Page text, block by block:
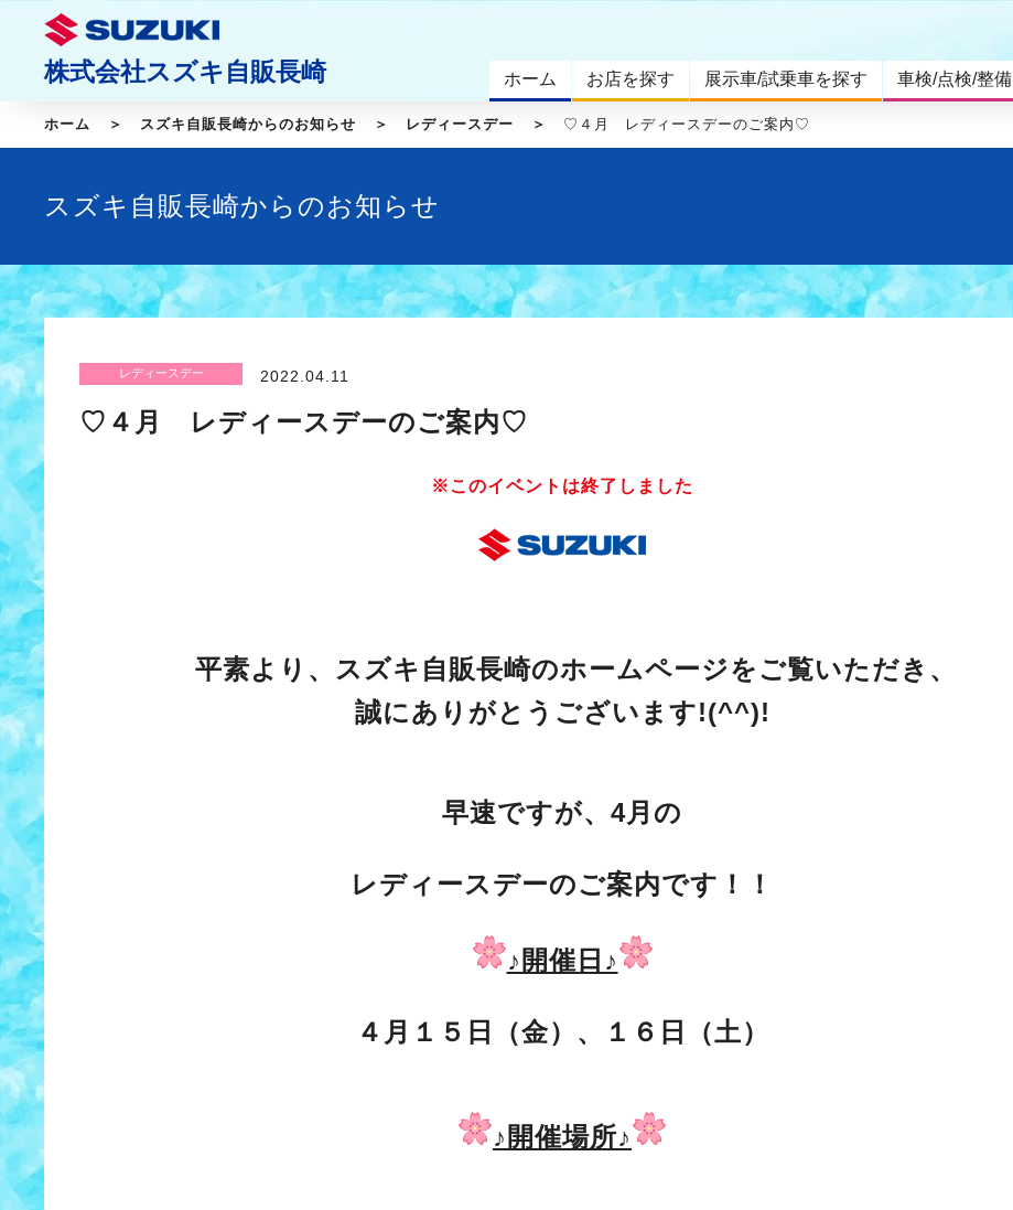
株式会社スズキ自販長崎 ホーム お店を探す 展示車/試乗車を探す 車検/点検/整備
ホーム スズキ自販長崎からのお知らせ レディースデー ♡４月 レディースデーのご案内♡
スズキ自販長崎からのお知らせ
レディースデー 2022.04.11
♡４月 レディースデーのご案内♡
※このイベントは終了しました
平素より、スズキ自販長崎のホームページをご覧いただき、
誠にありがとうございます!(^^)!
早速ですが、4月の
レディースデーのご案内です！！
♪開催日♪
４月１５日（金）、１６日（土）
♪開催場所♪